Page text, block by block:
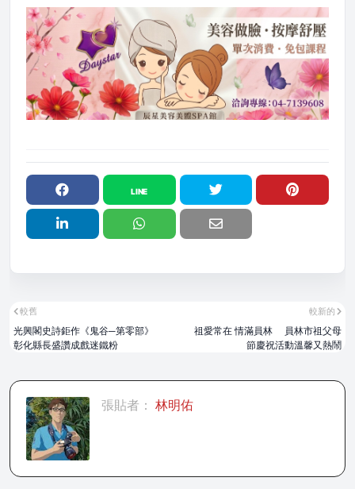
較新的
祖愛常在 情滿員林 員林市祖父母
節慶祝活動溫馨又熱鬧
較舊
光興閣史詩鉅作《鬼谷─第零部》
彰化縣長盛讚成戲迷鐵粉
張貼者： 林明佑